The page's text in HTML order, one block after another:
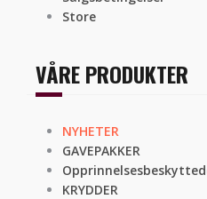
Store
VÅRE PRODUKTER
NYHETER
GAVEPAKKER
KRYDDER